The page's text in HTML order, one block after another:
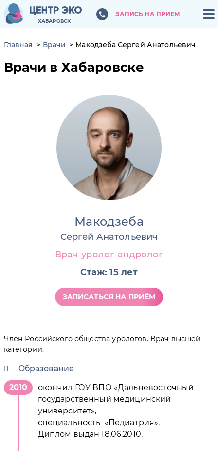
ХАБАРОВСК
ЗАПИСЬ НА ПРИЕМ
ХАБАРОВСК
ЗАПИСЬ НА ПРИЕМ
Главная Врачи Макодзеба Сергей Анатольевич
Врачи в Хабаровске
Макодзеба
Сергей Анатольевич
Врач-уролог-андролог
Стаж: 15 лет
ЗАПИСАТЬСЯ НА ПРИЁМ
Член Российского общества урологов. Врач высшей
категории.
Образование
2010
окончил ГОУ ВПО «Дальневосточный
государственный медицинский
университет»,
специальность «Педиатрия».
Диплом выдан 18.06.2010.